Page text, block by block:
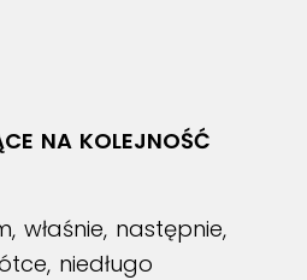
NA KOLEJNOŚĆ
właśnie, następnie,
niedługo